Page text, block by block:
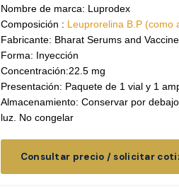
Nombre de marca: Luprodex
Composición : Leuprorelina B.P (como
Fabricante: Bharat Serums and
Forma: Inyección
Concentración:22.5 mg
Presentación: Paquete de 1 vial y 1
Almacenamiento: Conservar por
luz. No congelar
Consultar precio / solicitar